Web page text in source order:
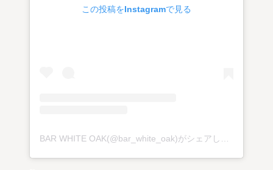
この投稿をInstagramで見る
BAR WHITE OAK(@bar_white_oak)がシェアした投稿